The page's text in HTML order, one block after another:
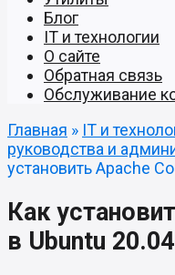
Блог
IT и технологии
О сайте
Обратная связь
Обслуживание
Главная » IT и
руководства и
установить Apache
Как
в Ubuntu 20.04